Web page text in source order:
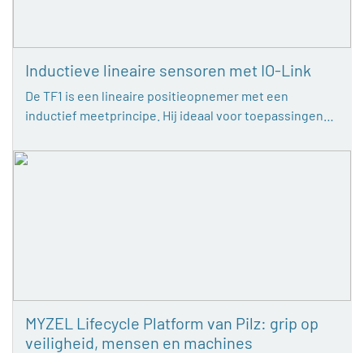
Inductieve lineaire sensoren met IO-Link
De TF1 is een lineaire positieopnemer met een
inductief meetprincipe. Hij ideaal voor toepassingen…
MYZEL Lifecycle Platform van Pilz: grip op
veiligheid, mensen en machines